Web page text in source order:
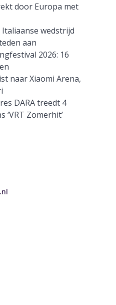
door Europa met
Italiaanse wedstrijd
aan
2026: 16
naar Xiaomi Arena,
DARA treedt 4
‘VRT Zomerhit’